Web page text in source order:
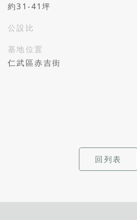
約31-41坪
公設比
基地位置
仁武區赤吉街
回列表